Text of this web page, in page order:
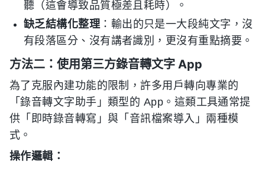
聽（這會導致品質極差且耗時）。
缺乏結構化整理：輸出的只是一大段純文字，沒
有段落區分、沒有講者識別，更沒有重點摘要。
方法二：使用第三方錄音轉文字 App
為了克服內建功能的限制，許多用戶轉向專業的
「錄音轉文字助手」類型的 App。這類工具通常提
供「即時錄音轉寫」與「音訊檔案導入」兩種模
式。
操作邏輯：